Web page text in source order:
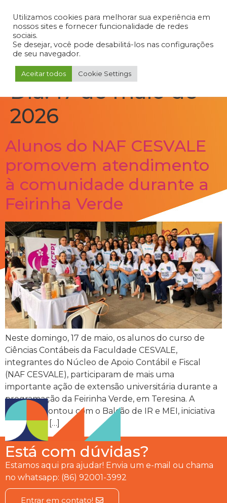
Admin Portal do Aluno Portal do Professor Portal do Coordenador
Dia:17 de maio de
2026
Alunos do NAF CESVALE
promovem atendimento
à comunidade durante a
Feirinha Verde
Neste domingo, 17 de maio, os alunos do curso de
Ciências Contábeis da Faculdade CESVALE,
integrantes do Núcleo de Apoio Contábil e Fiscal
(NAF CESVALE), participaram de mais uma
importante ação de extensão universitária durante a
programação da Feirinha Verde, em Teresina. A
atividade contou com o Balcão de IR e MEI, iniciativa
voltada ao […]
Está com dúvidas?
Estamos aqui pra ajudar! Envia um e-mail ou chama
no whatsapp: (86) 92001-3992
Entrar em contato!
Utilizamos cookies para melhorar sua experiência em
nossos sites e fornecer funcionalidade de redes
sociais.
Se desejar, você pode desabilitá-los nas configurações
de seu navegador.
Aceitar todos Cookie Settings